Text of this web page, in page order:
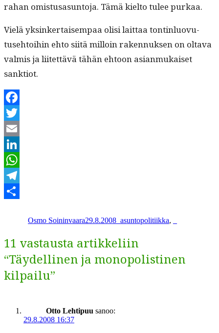
rahan omis­tusasun­to­ja. Tämä kiel­to tulee purkaa.
Vielä yksinker­taisem­paa olisi lait­taa ton­tin­lu­ovu­
tuse­htoi­hin ehto siitä mil­loin raken­nuk­sen on olta­va
valmis ja liitet­tävä tähän ehtoon asian­mukaiset
sanktiot.
Facebook
Twitter
Email
LinkedIn
WhatsApp
Telegram
Osmo Soininvaara29.8.2008 asuntopolitiikka,
11 vastausta artikkeliin
“Täydellinen ja monopolistinen
kilpailu”
Otto Lehtipuu sanoo:
29.8.2008 16:37